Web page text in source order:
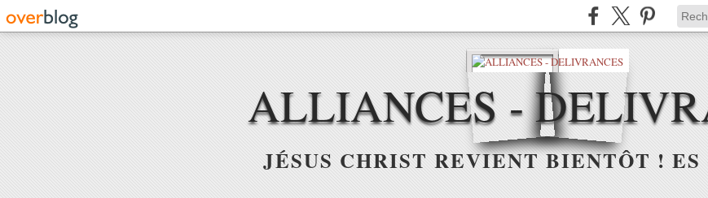
ALLIANCES -
JÉSUS CHRIST REVIENT BIENTÔT ! ES